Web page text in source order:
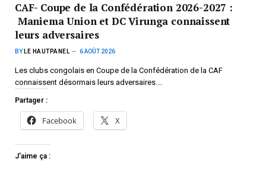
CAF- Coupe de la Confédération 2026-2027 :
Maniema Union et DC Virunga connaissent
leurs adversaires
BY LE HAUTPANEL 6 AOÛT 2026
Les clubs congolais en Coupe de la Confédération de la CAF
connaissent désormais leurs adversaires.…
Partager :
Facebook X
J’aime ça :